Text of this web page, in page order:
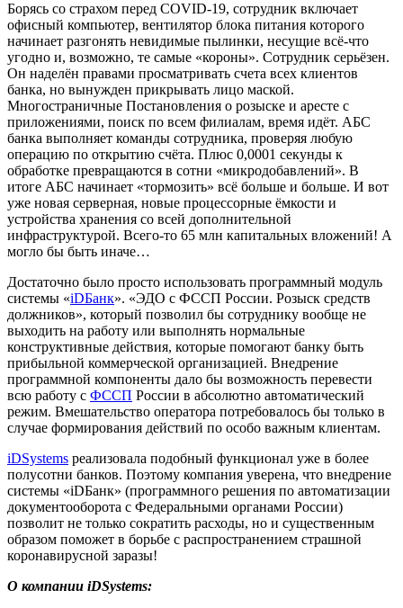
Борясь со страхом перед COVID-19, сотрудник включает
офисный компьютер, вентилятор блока питания которого
начинает разгонять невидимые пылинки, несущие всё-что
угодно и, возможно, те самые «короны». Сотрудник серьёзен.
Он наделён правами просматривать счета всех клиентов
банка, но вынужден прикрывать лицо маской.
Многостраничные Постановления о розыске и аресте с
приложениями, поиск по всем филиалам, время идёт. АБС
банка выполняет команды сотрудника, проверяя любую
операцию по открытию счёта. Плюс 0,0001 секунды к
обработке превращаются в сотни «микродобавлений». В
итоге АБС начинает «тормозить» всё больше и больше. И вот
уже новая серверная, новые процессорные ёмкости и
устройства хранения со всей дополнительной
инфраструктурой. Всего-то 65 млн капитальных вложений! А
могло бы быть иначе…
Достаточно было просто использовать программный модуль
системы «iDБанк». «ЭДО с ФССП России. Розыск средств
должников», который позволил бы сотруднику вообще не
выходить на работу или выполнять нормальные
конструктивные действия, которые помогают банку быть
прибыльной коммерческой организацией. Внедрение
программной компоненты дало бы возможность перевести
всю работу с ФССП России в абсолютно автоматический
режим. Вмешательство оператора потребовалось бы только в
случае формирования действий по особо важным клиентам.
iDSystems реализовала подобный функционал уже в более
полусотни банков. Поэтому компания уверена, что внедрение
системы «iDБанк» (программного решения по автоматизации
документооборота с Федеральными органами России)
позволит не только сократить расходы, но и существенным
образом поможет в борьбе с распространением страшной
коронавирусной заразы!
О компании iDSystems: